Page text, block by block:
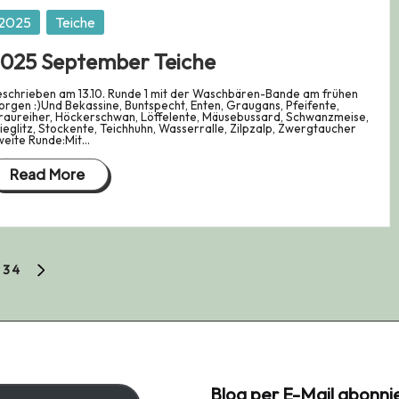
Teiche
September Teiche
am 13.10. Runde 1 mit der Waschbären-Bande am frühen
:)Und Bekassine, Buntspecht, Enten, Graugans, Pfeifente,
Höckerschwan, Löffelente, Mäusebussard, Schwanzmeise,
Stockente, Teichhuhn, Wasserralle, Zilpzalp, Zwergtaucher
Runde:Mit…
Read More
34
Blog per E-Mail